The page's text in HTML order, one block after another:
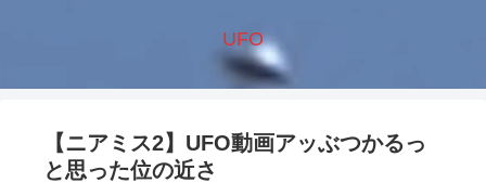
UFO
【ニアミス2】UFO動画アッぶつかるっ
と思った位の近さ